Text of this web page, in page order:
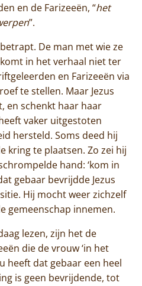
en de Farizeeën, “het
”.
De man met wie ze
in het verhaal niet ter
en Farizeeën via
te stellen. Maar Jezus
en schenkt haar haar
vaker uitgestoten
hersteld. Soms deed hij
kring te plaatsen. Zo zei hij
hand: ‘kom in
gebaar bevrijdde Jezus
Hij mocht weer zichzelf
gemeenschap innemen.
lezen, zijn het de
die de vrouw ‘in het
heeft dat gebaar een heel
is geen bevrijdende, tot